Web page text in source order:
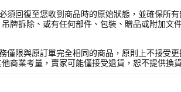
須回復至您收到商品時的原始狀態，並確保所
牌拆除、或有任何部件、包裝、贈品或附加文
僅限與原訂單完全相同的商品，原則上不接受
商業考量，賣家可能僅接受退貨，恕不提供換